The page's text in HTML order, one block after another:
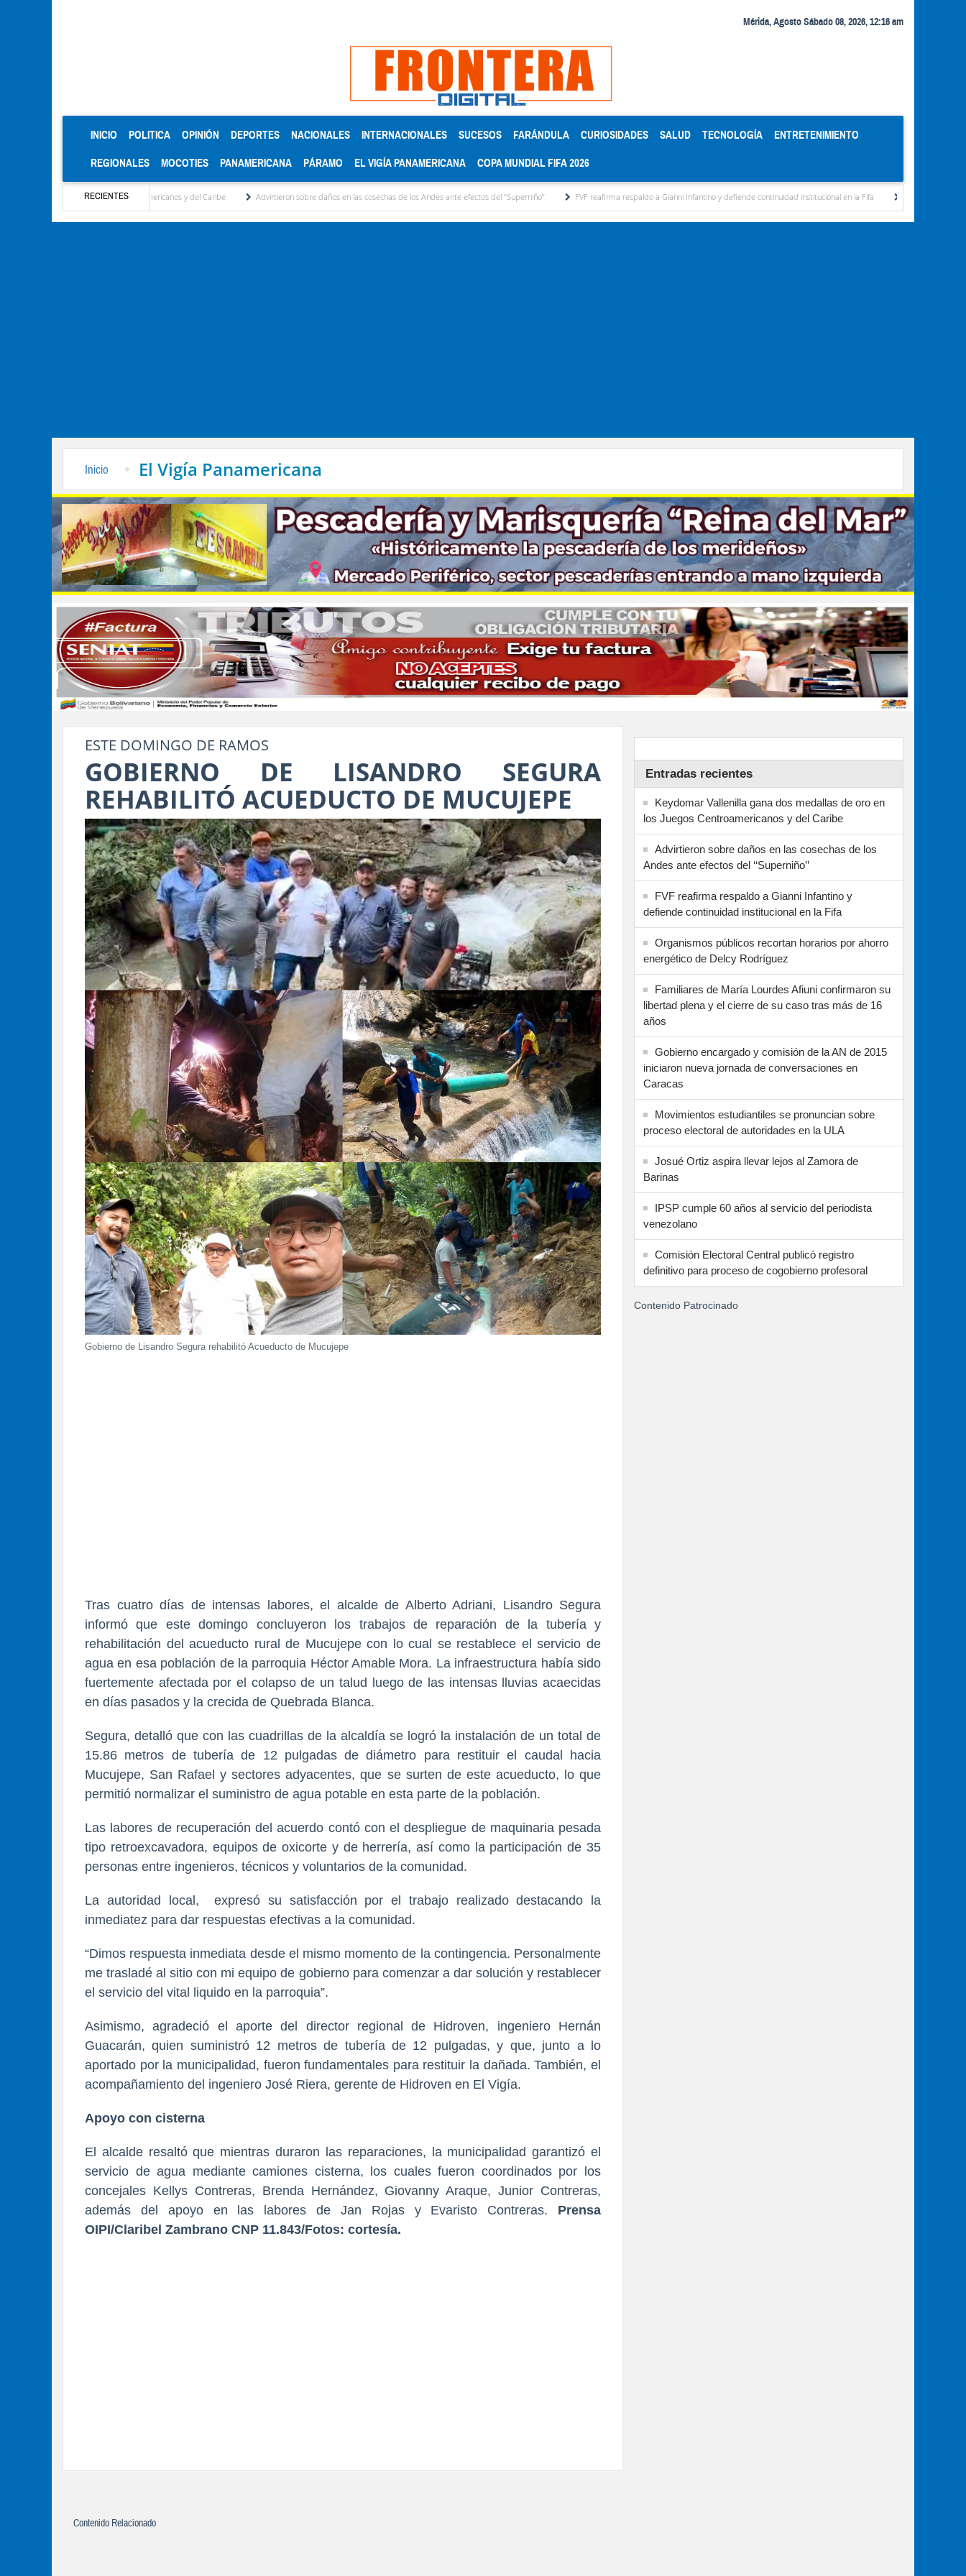
Mérida, Agosto Sábado 08, 2026, 12:16 am
INICIO (CURRENT)
POLITICA OPINIÓN DEPORTES NACIONALES INTERNACIONALES SUCESOS FARÁNDULA CURIOSIDADES SALUD TECNOLOGÍA ENTRETENIMIENTO
REGIONALES MOCOTIES PANAMERICANA PÁRAMO EL VIGÍA PANAMERICANA COPA MUNDIAL FIFA 2026
RECIENTES
en los Juegos Centroamericanos y del Caribe Advirtieron sobre daños en las cosechas de los Andes ante efectos del ‘‘Superniño’’ FVF reafirma respaldo a Gianni Infantino y defiende continuidad institucional en la Fifa Organismos públicos recortan
Inicio El Vigía Panamericana
ESTE DOMINGO DE RAMOS
GOBIERNO DE LISANDRO SEGURA
REHABILITÓ ACUEDUCTO DE MUCUJEPE
Gobierno de Lisandro Segura rehabilitó Acueducto de Mucujepe
Tras cuatro días de intensas labores, el alcalde de Alberto Adriani, Lisandro Segura
informó que este domingo concluyeron los trabajos de reparación de la tubería y
rehabilitación del acueducto rural de Mucujepe con lo cual se restablece el servicio de
agua en esa población de la parroquia Héctor Amable Mora. La infraestructura había sido
fuertemente afectada por el colapso de un talud luego de las intensas lluvias acaecidas
en días pasados y la crecida de Quebrada Blanca.
Segura, detalló que con las cuadrillas de la alcaldía se logró la instalación de un total de
15.86 metros de tubería de 12 pulgadas de diámetro para restituir el caudal hacia
Mucujepe, San Rafael y sectores adyacentes, que se surten de este acueducto, lo que
permitió normalizar el suministro de agua potable en esta parte de la población.
Las labores de recuperación del acuerdo contó con el despliegue de maquinaria pesada
tipo retroexcavadora, equipos de oxicorte y de herrería, así como la participación de 35
personas entre ingenieros, técnicos y voluntarios de la comunidad.
La autoridad local, expresó su satisfacción por el trabajo realizado destacando la
inmediatez para dar respuestas efectivas a la comunidad.
“Dimos respuesta inmediata desde el mismo momento de la contingencia. Personalmente
me trasladé al sitio con mi equipo de gobierno para comenzar a dar solución y restablecer
el servicio del vital liquido en la parroquia”.
Asimismo, agradeció el aporte del director regional de Hidroven, ingeniero Hernán
Guacarán, quien suministró 12 metros de tubería de 12 pulgadas, y que, junto a lo
aportado por la municipalidad, fueron fundamentales para restituir la dañada. También, el
acompañamiento del ingeniero José Riera, gerente de Hidroven en El Vigía.
Apoyo con cisterna
El alcalde resaltó que mientras duraron las reparaciones, la municipalidad garantizó el
servicio de agua mediante camiones cisterna, los cuales fueron coordinados por los
concejales Kellys Contreras, Brenda Hernández, Giovanny Araque, Junior Contreras,
además del apoyo en las labores de Jan Rojas y Evaristo Contreras. Prensa
OIPI/Claribel Zambrano CNP 11.843/Fotos: cortesía.
Entradas recientes
Keydomar Vallenilla gana dos medallas de oro en
los Juegos Centroamericanos y del Caribe
Advirtieron sobre daños en las cosechas de los
Andes ante efectos del ‘‘Superniño’’
FVF reafirma respaldo a Gianni Infantino y
defiende continuidad institucional en la Fifa
Organismos públicos recortan horarios por ahorro
energético de Delcy Rodríguez
Familiares de María Lourdes Afiuni confirmaron su
libertad plena y el cierre de su caso tras más de 16
años
Gobierno encargado y comisión de la AN de 2015
iniciaron nueva jornada de conversaciones en
Caracas
Movimientos estudiantiles se pronuncian sobre
proceso electoral de autoridades en la ULA
Josué Ortiz aspira llevar lejos al Zamora de
Barinas
IPSP cumple 60 años al servicio del periodista
venezolano
Comisión Electoral Central publicó registro
definitivo para proceso de cogobierno profesoral
Contenido Patrocinado
Contenido Relacionado